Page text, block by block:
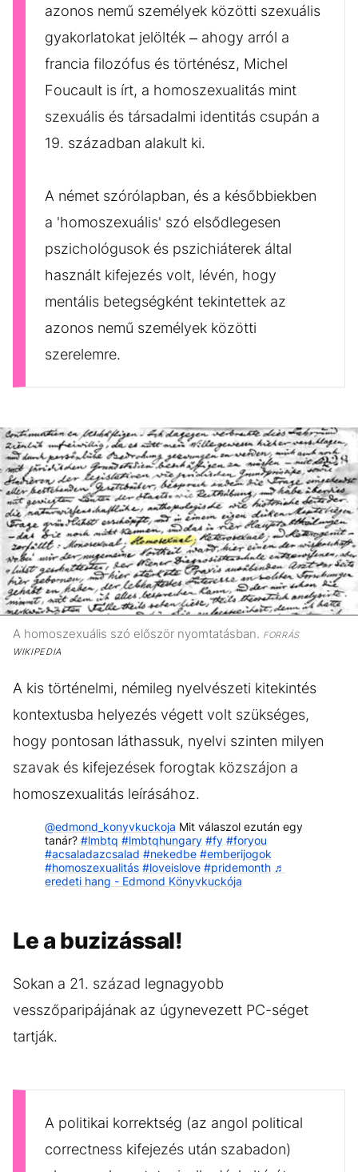
azonos nemű személyek közötti szexuális
gyakorlatokat jelölték – ahogy arról a
francia filozófus és történész, Michel
Foucault is írt, a homoszexualitás mint
szexuális és társadalmi identitás csupán a
19. században alakult ki.
A német szórólapban, és a későbbiekben
a 'homoszexuális' szó elsődlegesen
pszichológusok és pszichiáterek által
használt kifejezés volt, lévén, hogy
mentális betegségként tekintettek az
azonos nemű személyek közötti
szerelemre.
A homoszexuális szó először nyomtatásban. FORRÁS
WIKIPEDIA
A kis történelmi, némileg nyelvészeti kitekintés
kontextusba helyezés végett volt szükséges,
hogy pontosan láthassuk, nyelvi szinten milyen
szavak és kifejezések forogtak közszájon a
homoszexualitás leírásához.
@edmond_konyvkuckoja Mit válaszol ezután egy
tanár? #lmbtq #lmbtqhungary #fy #foryou
#acsaladazcsalad #nekedbe #emberijogok
#homoszexualitás #loveislove #pridemonth ♬
eredeti hang - Edmond Könyvkuckója
Le a buzizással!
Sokan a 21. század legnagyobb
vesszőparipájának az úgynevezett PC-séget
tartják.
A politikai korrektség (az angol political
correctness kifejezés után szabadon)